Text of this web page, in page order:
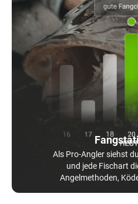
Als Pro-Angler siehst
und jede Fischart
Angelmethoden,